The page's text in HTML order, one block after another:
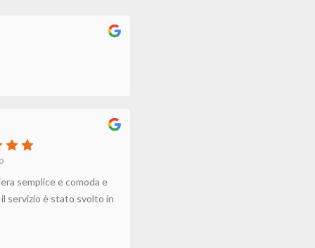
semplice e comoda e
servizio è stato svolto in